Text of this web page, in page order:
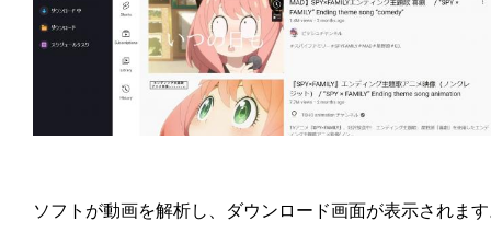
ソフトが動画を解析し、ダウンロード画面が表示されま